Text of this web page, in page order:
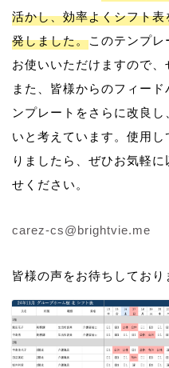
活かし、効率よくシフト
発しました。このテンプ
お使いいただけますので、
また、皆様からのフィー
ンプレートをさらに改良
いと考えています。使用
りましたら、ぜひお気軽
せください。
carez-cs@brightvie.me
皆様の声をお待ちしており